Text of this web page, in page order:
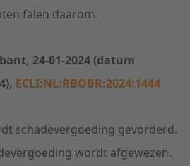
falen daarom.
24-01-2024 (datum
ECLI:NL:RBOBR:2024:1444
schadevergoeding gevorderd.
wordt afgewezen.